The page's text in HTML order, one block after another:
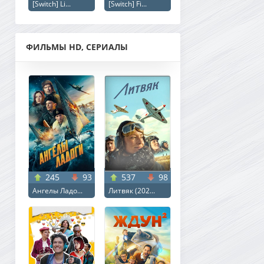
[Switch] Li... [Switch] Fi...
ФИЛЬМЫ HD, СЕРИАЛЫ
245 93
Ангелы Ладо...
537 98
Литвяк (202...